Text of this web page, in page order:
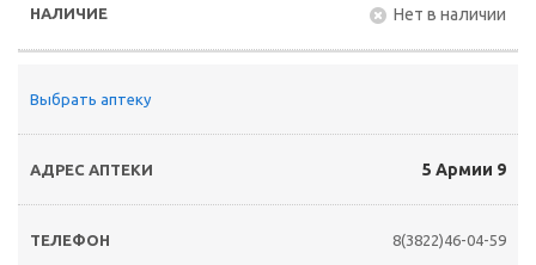
Нет в наличии
Выбрать аптеку
5 Армии 9
8(3822)46-04-59